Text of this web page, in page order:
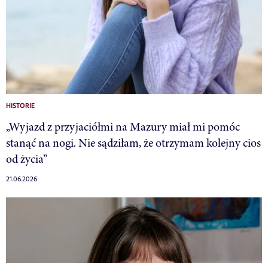
HISTORIE
„Wyjazd z przyjaciółmi na Mazury miał mi pomóc
stanąć na nogi. Nie sądziłam, że otrzymam kolejny cios
od życia”
21.06.2026